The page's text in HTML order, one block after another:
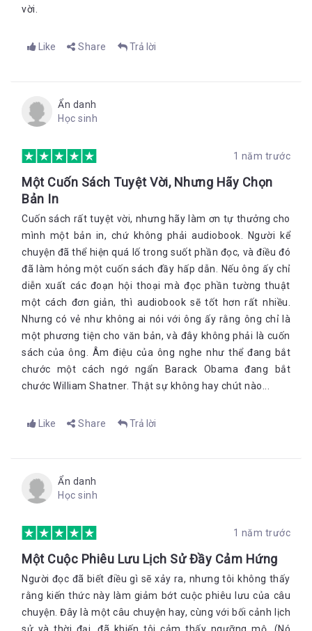
vời.
Like Share Trả lời
Ẩn danh
Học sinh
1 năm trước
Một Cuốn Sách Tuyệt Vời, Nhưng Hãy Chọn
Bản In
Cuốn sách rất tuyệt vời, nhưng hãy làm ơn tự thưởng cho
mình một bản in, chứ không phải audiobook. Người kể
chuyện đã thể hiện quá lố trong suốt phần đọc, và điều đó
đã làm hỏng một cuốn sách đầy hấp dẫn. Nếu ông ấy chỉ
diễn xuất các đoạn hội thoại mà đọc phần tường thuật
một cách đơn giản, thì audiobook sẽ tốt hơn rất nhiều.
Nhưng có vẻ như không ai nói với ông ấy rằng ông chỉ là
một phương tiện cho văn bản, và đây không phải là cuốn
sách của ông. Âm điệu của ông nghe như thể đang bắt
chước một cách ngớ ngẩn Barack Obama đang bắt
chước William Shatner. Thật sự không hay chút nào...
Like Share Trả lời
Ẩn danh
Học sinh
1 năm trước
Một Cuộc Phiêu Lưu Lịch Sử Đầy Cảm Hứng
Người đọc đã biết điều gì sẽ xảy ra, nhưng tôi không thấy
rằng kiến thức này làm giảm bớt cuộc phiêu lưu của câu
chuyện. Đây là một câu chuyện hay, cùng với bối cảnh lịch